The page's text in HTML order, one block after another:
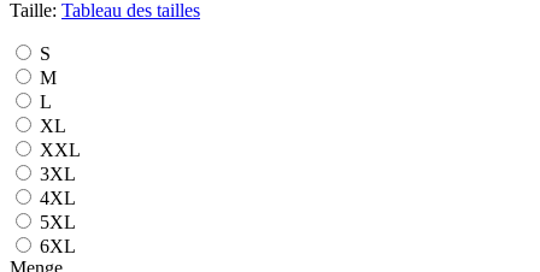
Taille: Tableau des tailles
S
M
L
XL
XXL
3XL
4XL
5XL
6XL
Menge